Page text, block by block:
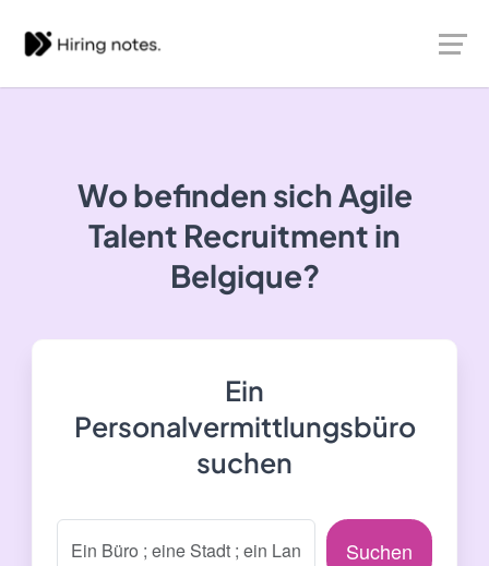
Wo befinden sich Agile
Talent Recruitment in
Belgique?
Ein
Personalvermittlungsbüro
suchen
Suchen